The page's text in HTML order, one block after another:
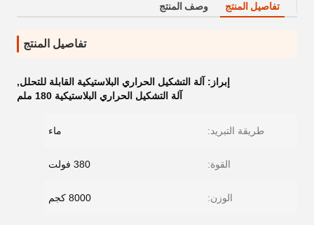
تفاصيل المنتج وصف المنتج
تفاصيل المنتج
إبراز: آلة التشكيل الحراري البلاستيكية القابلة للتحلل,
آلة التشكيل الحراري البلاستيكية 180 ملم
طريقة التبريد: ماء
القوة: 380 فولت
الوزن: 8000 كجم